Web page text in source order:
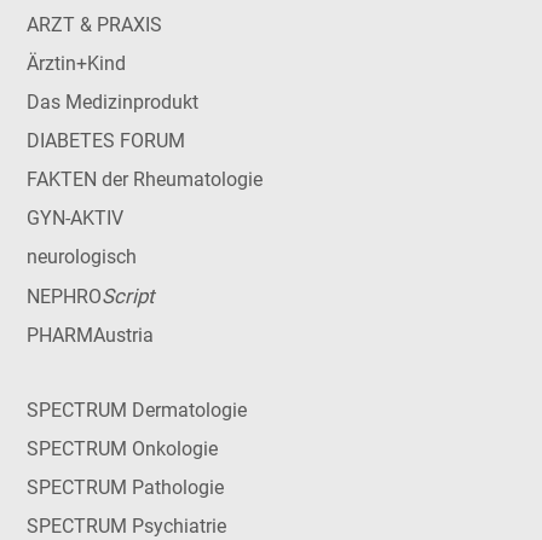
ARZT & PRAXIS
Ärztin+Kind
Das Medizinprodukt
DIABETES FORUM
FAKTEN der Rheumatologie
GYN-AKTIV
neurologisch
NEPHROScript
PHARMAustria
SPECTRUM Dermatologie
SPECTRUM Onkologie
SPECTRUM Pathologie
SPECTRUM Psychiatrie